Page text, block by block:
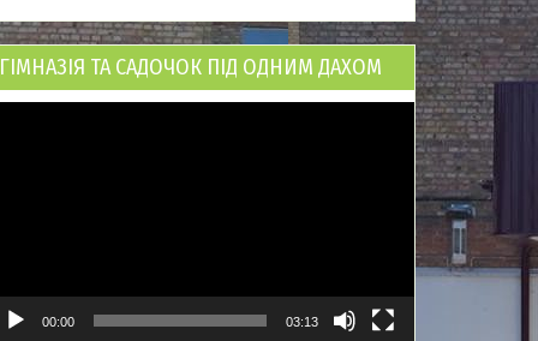
ГІМНАЗІЯ ТА САДОЧОК ПІД ОДНИМ ДАХОМ
00:00 03:13